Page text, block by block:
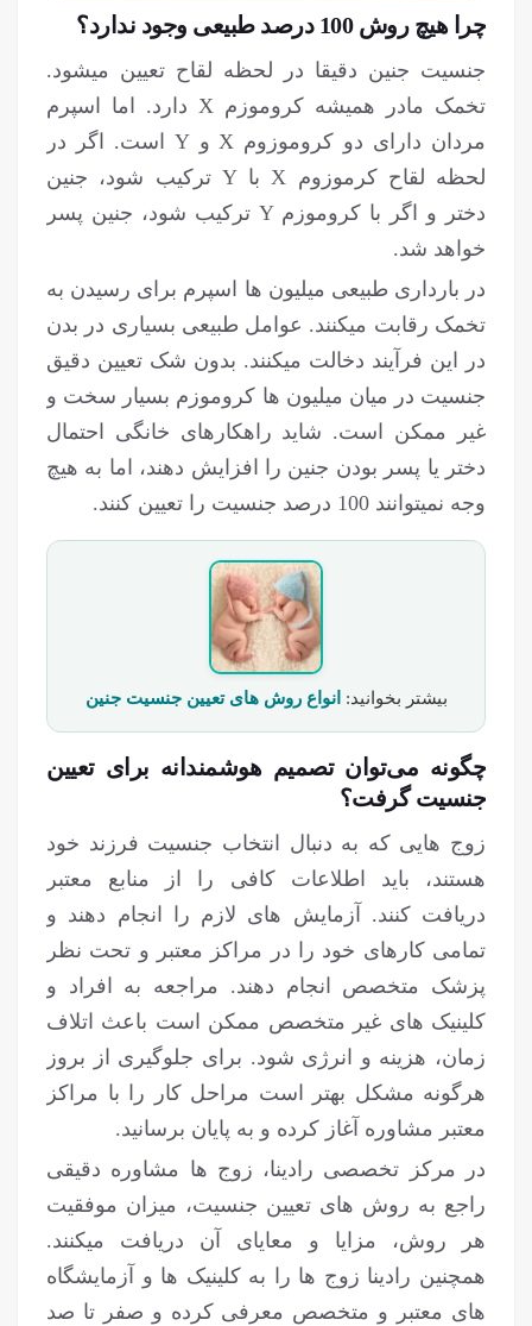
چرا هیچ روش 100 درصد طبیعی وجود ندارد؟
جنسیت جنین دقیقا در لحظه لقاح تعیین می‏شود.
تخمک مادر همیشه کروموزم X دارد. اما اسپرم
مردان دارای دو کروموزوم X و Y است. اگر در
لحظه لقاح کرموزوم X با Y ترکیب شود، جنین
دختر و اگر با کروموزم Y ترکیب شود، جنین پسر
خواهد شد.
در بارداری طبیعی میلیون ها اسپرم برای رسیدن به
تخمک رقابت می‎کنند. عوامل طبیعی بسیاری در بدن
در این فرآیند دخالت می‎کنند. بدون شک تعیین دقیق
جنسیت در میان میلیون ها کروموزم بسیار سخت و
غیر ممکن است. شاید راهکارهای خانگی احتمال
دختر یا پسر بودن جنین را افزایش دهند، اما به هیچ
وجه نمی‎توانند 100 درصد جنسیت را تعیین کنند.
بیشتر بخوانید: انواع روش های تعیین جنسیت جنین
چگونه می‌توان تصمیم هوشمندانه برای تعیین
جنسیت گرفت؟
زوج‎ هایی که به دنبال انتخاب جنسیت فرزند خود
هستند، باید اطلاعات کافی را از منابع معتبر
دریافت کنند. آزمایش های لازم را انجام دهند و
تمامی کارهای خود را در مراکز معتبر و تحت نظر
پزشک متخصص انجام دهند. مراجعه به افراد و
کلینیک های غیر متخصص ممکن است باعث اتلاف
زمان، هزینه و انرژی شود. برای جلوگیری از بروز
هرگونه مشکل بهتر است مراحل کار را با مراکز
معتبر مشاوره آغاز کرده و به پایان برسانید.
در مرکز تخصصی رادینا، زوج ها مشاوره دقیقی
راجع به روش های تعیین جنسیت، میزان موفقیت
هر روش، مزایا و معایای آن دریافت می‎کنند.
همچنین رادینا زوج ها را به کلینیک ها و آزمایشگاه
های معتبر و متخصص معرفی کرده و صفر تا صد